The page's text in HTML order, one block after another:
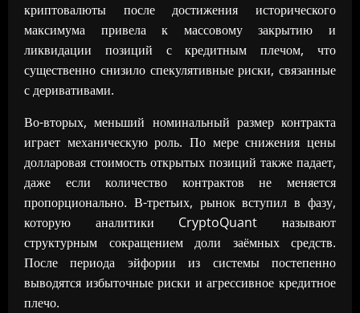
криптовалюты после достижения исторического
максимума привела к массовому закрытию и
ликвидации позиций с кредитным плечом, что
существенно снизило спекулятивные риски, связанные
с деривативами.
Во-вторых, меньший номинальный размер контракта
играет механическую роль. По мере снижения цены
долларовая стоимость открытых позиций также падает,
даже если количество контрактов не меняется
пропорционально. В-третьих, рынок вступил в фазу,
которую аналитики CryptoQuant называют
структурным сокращением доли заёмных средств.
После периода эйфории из системы постепенно
выводятся избыточные риски и агрессивное кредитное
плечо.